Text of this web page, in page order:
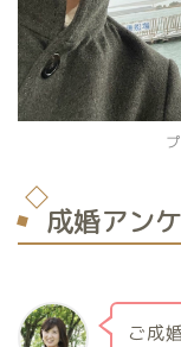
成婚アン
ご成